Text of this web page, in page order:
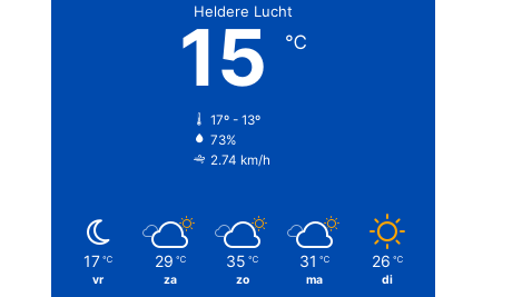
Heldere Lucht
15 ℃
17º - 13º
73%
2.74 km/h
17 ℃
vr
29 ℃
za
35 ℃
zo
31 ℃
ma
26 ℃
di